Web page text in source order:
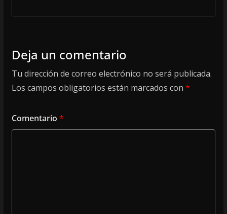
Deja un comentario
Tu dirección de correo electrónico no será publicada.
Los campos obligatorios están marcados con *
Comentario *